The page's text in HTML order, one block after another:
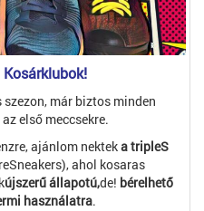
már biztos minden
első meccsekre.
ajánlom nekteka tripleS
ahol kosaras
újszerű állapotú,de! bérelhető
használatra.